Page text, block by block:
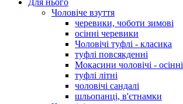
Для нього
Чоловіче взуття
черевики, чоботи зимові
осінні черевики
Чоловічі туфлі - класика
туфлі повсякденні
Мокасини чоловічі - осінні
туфлі літні
чоловічі сандалі
шльопанці, в'єтнамки